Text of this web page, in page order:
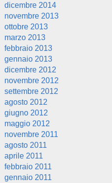
dicembre 2014
novembre 2013
ottobre 2013
marzo 2013
febbraio 2013
gennaio 2013
dicembre 2012
novembre 2012
settembre 2012
agosto 2012
giugno 2012
maggio 2012
novembre 2011
agosto 2011
aprile 2011
febbraio 2011
gennaio 2011